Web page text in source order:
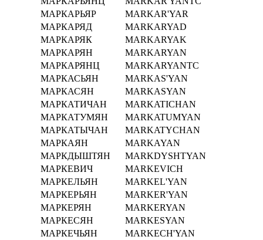
МАРКАРЬЯР
MARKAR'YAR
МАРКАРЯД
MARKARYAD
МАРКАРЯК
MARKARYAK
МАРКАРЯН
MARKARYAN
МАРКАРЯНЦ
MARKARYANTC
МАРКАСЬЯН
MARKAS'YAN
МАРКАСЯН
MARKASYAN
МАРКАТИЧАН
MARKATICHAN
МАРКАТУМЯН
MARKATUMYAN
МАРКАТЫЧАН
MARKATYCHAN
МАРКАЯН
MARKAYAN
МАРКДЫШТЯН
MARKDYSHTYAN
МАРКЕВИЧ
MARKEVICH
МАРКЕЛЬЯН
MARKEL'YAN
МАРКЕРЬЯН
MARKER'YAN
МАРКЕРЯН
MARKERYAN
МАРКЕСЯН
MARKESYAN
МАРКЕЧЬЯН
MARKECH'YAN